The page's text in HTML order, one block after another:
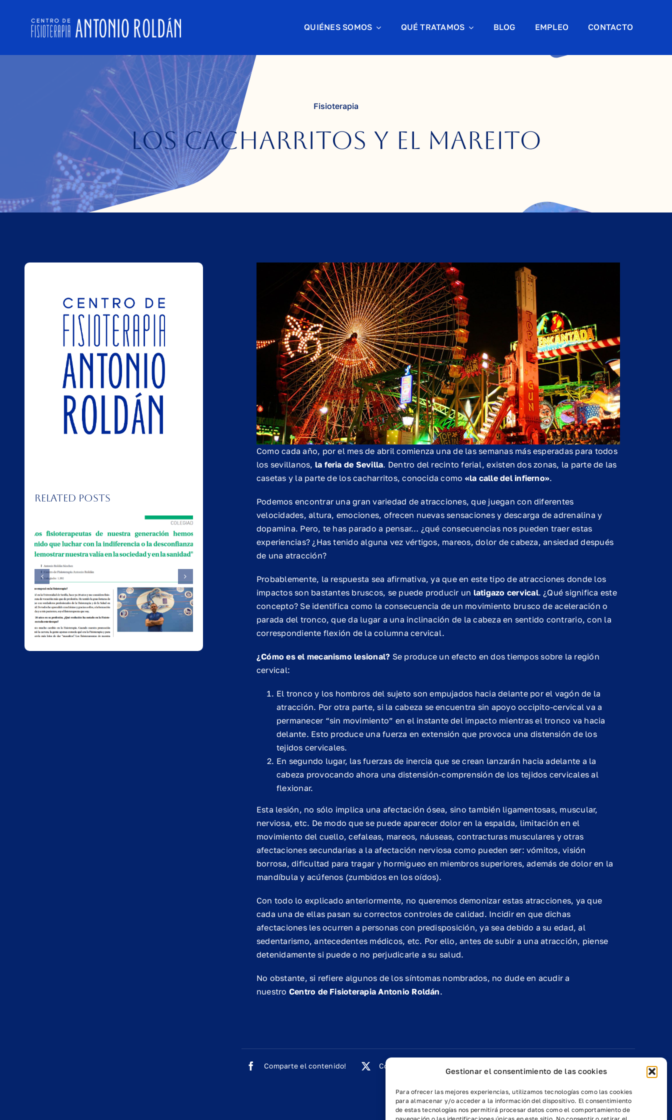
Gestionar el consentimiento de las cookies
Para ofrecer las mejores experiencias, utilizamos tecnologías como las cookies
para almacenar y/o acceder a la información del dispositivo. El consentimiento
de estas tecnologías nos permitirá procesar datos como el comportamiento de
contenido
QUIÉNES SOMOS QUÉ TRATAMOS BLOG EMPLEO CONTACTO
Fisioterapia
Los cacharritos y el mareito
Related Posts
Falsos Cólicos
Ejercicios
Básicos
Como cada año, por el mes de abril comienza una de las semanas más esperadas para todos
los sevillanos, la feria de Sevilla. Dentro del recinto ferial, existen dos zonas, la parte de las
casetas y la parte de los cacharritos, conocida como «la calle del infierno».
Podemos encontrar una gran variedad de atracciones, que juegan con diferentes
velocidades, altura, emociones, ofrecen nuevas sensaciones y descarga de adrenalina y
dopamina. Pero, te has parado a pensar… ¿qué consecuencias nos pueden traer estas
experiencias? ¿Has tenido alguna vez vértigos, mareos, dolor de cabeza, ansiedad después
de una atracción?
Probablemente, la respuesta sea afirmativa, ya que en este tipo de atracciones donde los
impactos son bastantes bruscos, se puede producir un latigazo cervical. ¿Qué significa este
concepto? Se identifica como la consecuencia de un movimiento brusco de aceleración o
parada del tronco, que da lugar a una inclinación de la cabeza en sentido contrario, con la
correspondiente flexión de la columna cervical.
¿Cómo es el mecanismo lesional? Se produce un efecto en dos tiempos sobre la región
cervical:
El tronco y los hombros del sujeto son empujados hacia delante por el vagón de la
atracción. Por otra parte, si la cabeza se encuentra sin apoyo occipito-cervical va a
permanecer “sin movimiento” en el instante del impacto mientras el tronco va hacia
delante. Esto produce una fuerza en extensión que provoca una distensión de los
tejidos cervicales.
En segundo lugar, las fuerzas de inercia que se crean lanzarán hacia adelante a la
cabeza provocando ahora una distensión-comprensión de los tejidos cervicales al
flexionar.
Esta lesión, no sólo implica una afectación ósea, sino también ligamentosas, muscular,
nerviosa, etc. De modo que se puede aparecer dolor en la espalda, limitación en el
movimiento del cuello, cefaleas, mareos, náuseas, contracturas musculares y otras
afectaciones secundarias a la afectación nerviosa como pueden ser: vómitos, visión
borrosa, dificultad para tragar y hormigueo en miembros superiores, además de dolor en la
mandíbula y acúfenos (zumbidos en los oídos).
Con todo lo explicado anteriormente, no queremos demonizar estas atracciones, ya que
cada una de ellas pasan su correctos controles de calidad. Incidir en que dichas
afectaciones les ocurren a personas con predisposición, ya sea debido a su edad, al
sedentarismo, antecedentes médicos, etc. Por ello, antes de subir a una atracción, piense
detenidamente si puede o no perjudicarle a su salud.
No obstante, si refiere algunos de los síntomas nombrados, no dude en acudir a
nuestro Centro de Fisioterapia Antonio Roldán.
Comparte el contenido! Comparte el contenido!